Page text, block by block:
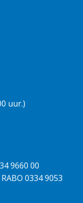
uur.)
9660 00
0334 9053